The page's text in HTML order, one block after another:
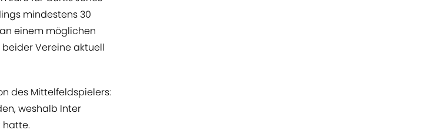
mindestens 30
einem möglichen
Vereine aktuell
des Mittelfeldspielers:
weshalb Inter
hatte.